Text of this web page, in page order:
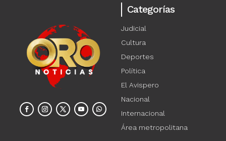
Categorías
Judicial
Cultura
Deportes
Política
El Avispero
Nacional
Internacional
Área metropolitana